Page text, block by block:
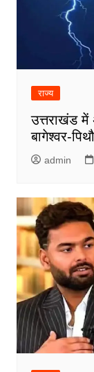
राज्य
उत्तराखंड में
बागेश्वर-
admin